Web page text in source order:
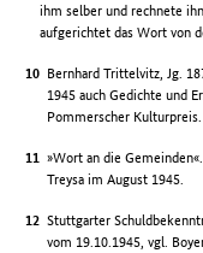
ihm selber und rechnete
aufgerichtet das Wort von
Bernhard Trittelvitz, Jg.
1945 auch Gedichte und
Pommerscher Kulturpreis.
»Wort an die
Treysa im August 1945.
Stuttgarter
vom 19.10.1945, vgl.